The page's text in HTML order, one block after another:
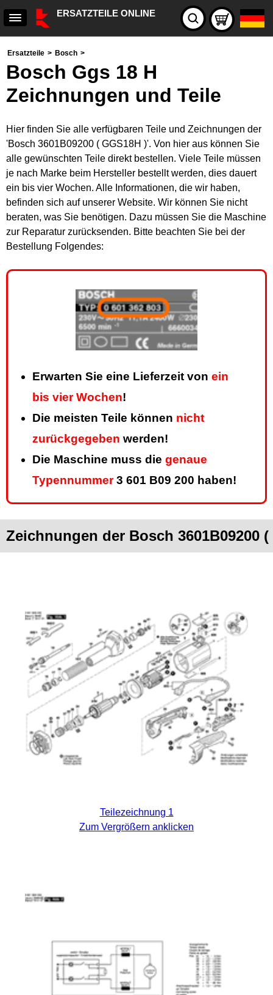
ERSATZTEILE ONLINE
Ersatzteile > Bosch >
Bosch Ggs 18 H
Zeichnungen und Teile
Hier finden Sie alle verfügbaren Teile und Zeichnungen der
'Bosch 3601B09200 ( GGS18H )'. Von hier aus können Sie
alle gewünschten Teile direkt bestellen. Viele Teile müssen
je nach Marke beim Hersteller bestellt werden, dies dauert
ein bis vier Wochen. Alle Informationen, die wir haben,
befinden sich auf unserer Website. Wir können Sie nicht
beraten, was Sie benötigen. Dazu müssen Sie die Maschine
zur Reparatur zurücksenden. Bitte beachten Sie bei der
Bestellung Folgendes:
Erwarten Sie eine Lieferzeit von ein
bis vier Wochen!
Die meisten Teile können nicht
zurückgegeben werden!
Die Maschine muss die genaue
Typennummer3 601 B09 200 haben!
Zeichnungen der Bosch 3601B09200 (
Teilezeichnung 1
Zum Vergrößern anklicken